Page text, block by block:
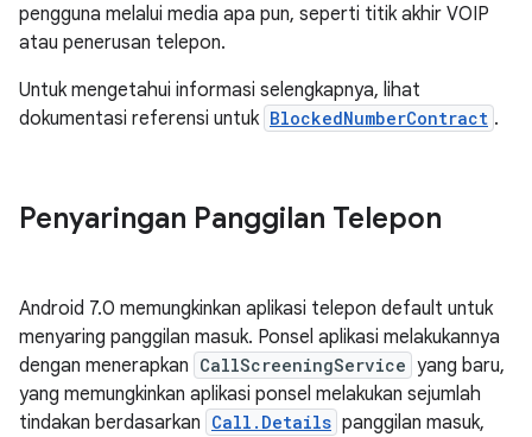
pengguna melalui media apa pun, seperti titik akhir VOIP
atau penerusan telepon.
Untuk mengetahui informasi selengkapnya, lihat
dokumentasi referensi untuk BlockedNumberContract .
Penyaringan Panggilan Telepon
Android 7.0 memungkinkan aplikasi telepon default untuk
menyaring panggilan masuk. Ponsel aplikasi melakukannya
dengan menerapkan CallScreeningService yang baru,
yang memungkinkan aplikasi ponsel melakukan sejumlah
tindakan berdasarkan Call.Details panggilan masuk,